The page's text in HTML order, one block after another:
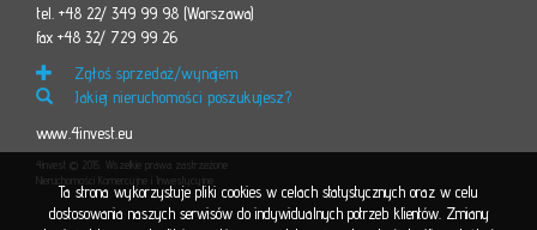
tel. +48 22/ 349 99 98 (Warszawa)
fax +48 32/ 729 99 26
Zgłoś sprzedaż/wynajem
Jakiej nieruchomości poszukujesz?
www.4invest.eu
4invest © 2015. Wszelkie prawa zastrzeżone
Nieruchomości Komercyjne i Inwestycyjne
Ta strona wykorzystuje pliki cookies w celach statystycznych oraz w celu
dostosowania naszych serwisów do indywidualnych potrzeb klientów. Zmiany